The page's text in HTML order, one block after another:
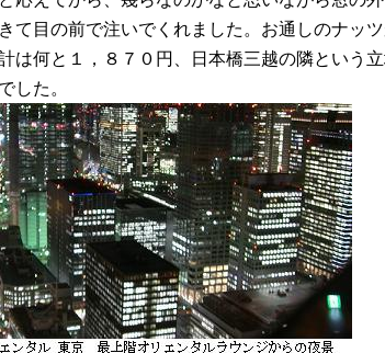
て目の前で注いでくれました。お通しのナッ
は何と１，８７０円、日本橋三越の隣という
した。